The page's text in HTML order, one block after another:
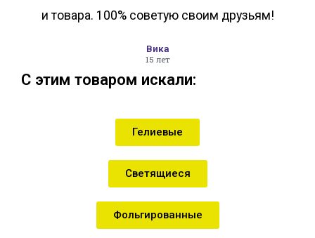
и товара. 100% советую своим друзьям!
Вика
15 лет
С этим товаром искали:
Гелиевые
Светящиеся
Фольгированные